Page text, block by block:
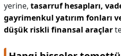
yerine, tasarruf hesapları,
gayrimenkul yatırım fonları
düşük riskli finansal araçlar